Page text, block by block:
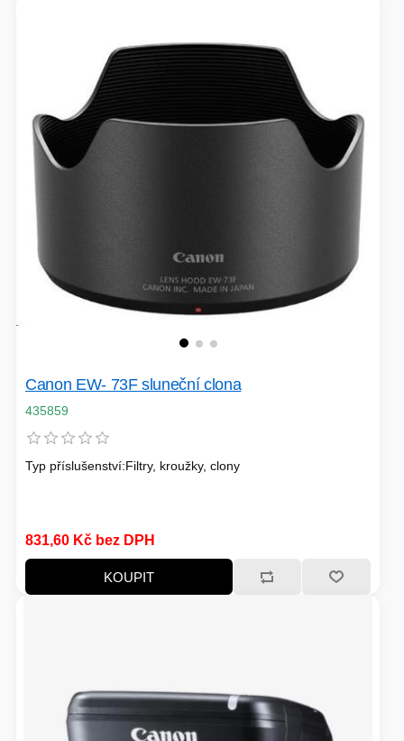
Canon EW- 73F sluneční clona
435859
Typ příslušenství:Filtry, kroužky, clony
831,60 Kč bez DPH
KOUPIT